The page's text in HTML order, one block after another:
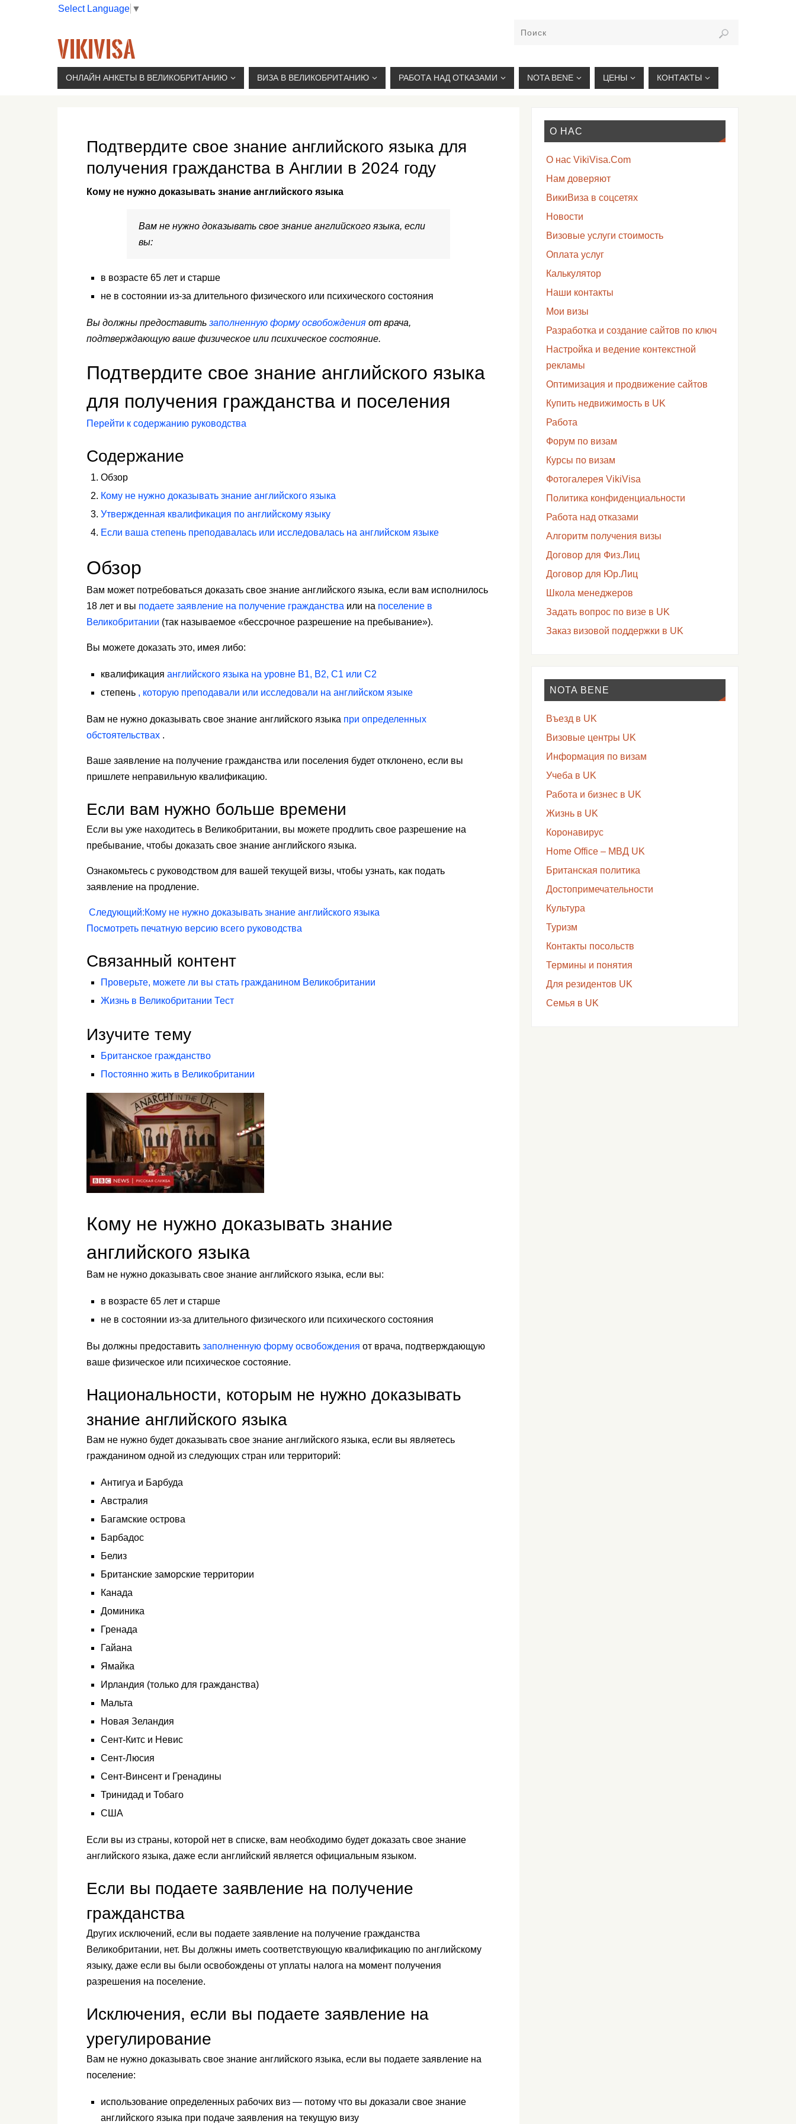
Select Language ▼
VIKIVISA
Г. МОСКВА, 2-Й СЫРОМЯТНИЧЕСКИЙ ПЕР., 11, М. КУРСКАЯ, +7(926)734-03-33, +7(926)274-03-33, VISA@VIKIVISA.RU
ОНЛАЙН АНКЕТЫ В ВЕЛИКОБРИТАНИЮ ВИЗА В ВЕЛИКОБРИТАНИЮ РАБОТА НАД ОТКАЗАМИ NOTA BENE ЦЕНЫ КОНТАКТЫ
Подтвердите свое знание английского языка для
получения гражданства в Англии в 2024 году
Кому не нужно доказывать знание английского языка
Вам не нужно доказывать свое знание английского языка, если
вы:
в возрасте 65 лет и старше
не в состоянии из-за длительного физического или психического состояния
Вы должны предоставить заполненную форму освобождения от врача,
подтверждающую ваше физическое или психическое состояние.
Подтвердите свое знание английского языка
для получения гражданства и поселения
Перейти к содержанию руководства
Содержание
Обзор
Кому не нужно доказывать знание английского языка
Утвержденная квалификация по английскому языку
Если ваша степень преподавалась или исследовалась на английском языке
Обзор
Вам может потребоваться доказать свое знание английского языка, если вам исполнилось
18 лет и вы подаете заявление на получение гражданства или на поселение в
Великобритании (так называемое «бессрочное разрешение на пребывание»).
Вы можете доказать это, имея либо:
квалификация английского языка на уровне B1, B2, C1 или C2
степень , которую преподавали или исследовали на английском языке
Вам не нужно доказывать свое знание английского языка при определенных
обстоятельствах .
Ваше заявление на получение гражданства или поселения будет отклонено, если вы
пришлете неправильную квалификацию.
Если вам нужно больше времени
Если вы уже находитесь в Великобритании, вы можете продлить свое разрешение на
пребывание, чтобы доказать свое знание английского языка.
Ознакомьтесь с руководством для вашей текущей визы, чтобы узнать, как подать
заявление на продление.
Следующий:Кому не нужно доказывать знание английского языка
Посмотреть печатную версию всего руководства
Связанный контент
Проверьте, можете ли вы стать гражданином Великобритании
Жизнь в Великобритании Тест
Изучите тему
Британское гражданство
Постоянно жить в Великобритании
Кому не нужно доказывать знание
английского языка
Вам не нужно доказывать свое знание английского языка, если вы:
в возрасте 65 лет и старше
не в состоянии из-за длительного физического или психического состояния
Вы должны предоставить заполненную форму освобождения от врача, подтверждающую
ваше физическое или психическое состояние.
Национальности, которым не нужно доказывать
знание английского языка
Вам не нужно будет доказывать свое знание английского языка, если вы являетесь
гражданином одной из следующих стран или территорий:
Антигуа и Барбуда
Австралия
Багамские острова
Барбадос
Белиз
Британские заморские территории
Канада
Доминика
Гренада
Гайана
Ямайка
Ирландия (только для гражданства)
Мальта
Новая Зеландия
Сент-Китс и Невис
Сент-Люсия
Сент-Винсент и Гренадины
Тринидад и Тобаго
США
Если вы из страны, которой нет в списке, вам необходимо будет доказать свое знание
английского языка, даже если английский является официальным языком.
Если вы подаете заявление на получение
гражданства
Других исключений, если вы подаете заявление на получение гражданства
Великобритании, нет. Вы должны иметь соответствующую квалификацию по английскому
языку, даже если вы были освобождены от уплаты налога на момент получения
разрешения на поселение.
Исключения, если вы подаете заявление на
урегулирование
Вам не нужно доказывать свое знание английского языка, если вы подаете заявление на
поселение:
использование определенных рабочих виз — потому что вы доказали свое знание
английского языка при подаче заявления на текущую визу
О НАС
О нас VikiVisa.Com
Нам доверяют
ВикиВиза в соцсетях
Новости
Визовые услуги стоимость
Оплата услуг
Калькулятор
Наши контакты
Мои визы
Разработка и создание сайтов по ключ
Настройка и ведение контекстной
рекламы
Оптимизация и продвижение сайтов
Купить недвижимость в UK
Работа
Форум по визам
Курсы по визам
Фотогалерея VikiVisa
Политика конфиденциальности
Работа над отказами
Алгоритм получения визы
Договор для Физ.Лиц
Договор для Юр.Лиц
Школа менеджеров
Задать вопрос по визе в UK
Заказ визовой поддержки в UK
NOTA BENE
Въезд в UK
Визовые центры UK
Информация по визам
Учеба в UK
Работа и бизнес в UK
Жизнь в UK
Коронавирус
Home Office – МВД UK
Британская политика
Достопримечательности
Культура
Туризм
Контакты посольств
Термины и понятия
Для резидентов UK
Семья в UK